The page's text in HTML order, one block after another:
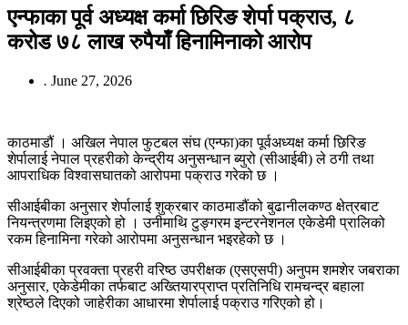
एन्फाका पूर्व अध्यक्ष कर्मा छिरिङ शेर्पा पक्राउ, ८
करोड ७८ लाख रुपैयाँ हिनामिनाको आरोप
. June 27, 2026
काठमाडौं । अखिल नेपाल फुटबल संघ (एन्फा)का पूर्वअध्यक्ष कर्मा छिरिङ
शेर्पालाई नेपाल प्रहरीको केन्द्रीय अनुसन्धान ब्युरो (सीआईबी) ले ठगी तथा
आपराधिक विश्वासघातको आरोपमा पक्राउ गरेको छ ।
सीआईबीका अनुसार शेर्पालाई शुक्रबार काठमाडौंको बुढानीलकण्ठ क्षेत्रबाट
नियन्त्रणमा लिइएको हो । उनीमाथि टुङ्गरम इन्टरनेशनल एकेडेमी प्रालिको
रकम हिनामिना गरेको आरोपमा अनुसन्धान भइरहेको छ ।
सीआईबीका प्रवक्ता प्रहरी वरिष्ठ उपरीक्षक (एसएसपी) अनुपम शमशेर जबराका
अनुसार, एकेडेमीका तर्फबाट अख्तियारप्राप्त प्रतिनिधि रामचन्द्र बहाला
श्रेष्ठले दिएको जाहेरीका आधारमा शेर्पालाई पक्राउ गरिएको हो।